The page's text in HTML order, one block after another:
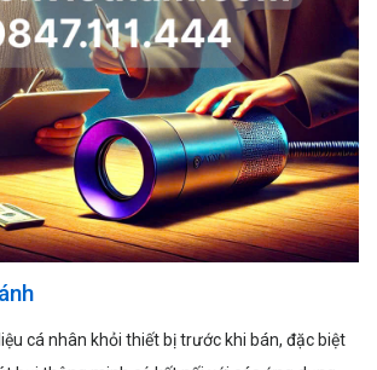
cá nhân khỏi thiết bị trước khi bán, đặc biệt